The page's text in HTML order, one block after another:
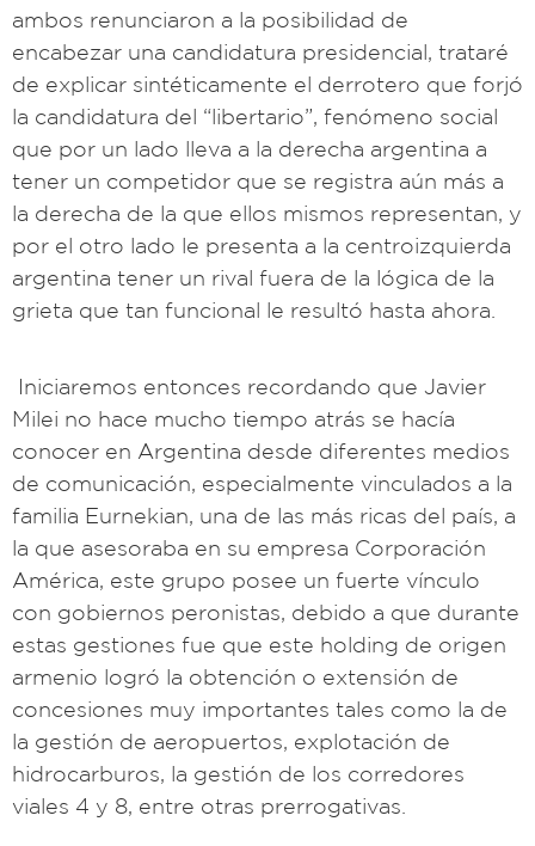
ambos renunciaron a la posibilidad de
encabezar una candidatura presidencial, trataré
de explicar sintéticamente el derrotero que forjó
la candidatura del “libertario”, fenómeno social
que por un lado lleva a la derecha argentina a
tener un competidor que se registra aún más a
la derecha de la que ellos mismos representan, y
por el otro lado le presenta a la centroizquierda
argentina tener un rival fuera de la lógica de la
grieta que tan funcional le resultó hasta ahora.
Iniciaremos entonces recordando que Javier
Milei no hace mucho tiempo atrás se hacía
conocer en Argentina desde diferentes medios
de comunicación, especialmente vinculados a la
familia Eurnekian, una de las más ricas del país, a
la que asesoraba en su empresa Corporación
América, este grupo posee un fuerte vínculo
con gobiernos peronistas, debido a que durante
estas gestiones fue que este holding de origen
armenio logró la obtención o extensión de
concesiones muy importantes tales como la de
la gestión de aeropuertos, explotación de
hidrocarburos, la gestión de los corredores
viales 4 y 8, entre otras prerrogativas.